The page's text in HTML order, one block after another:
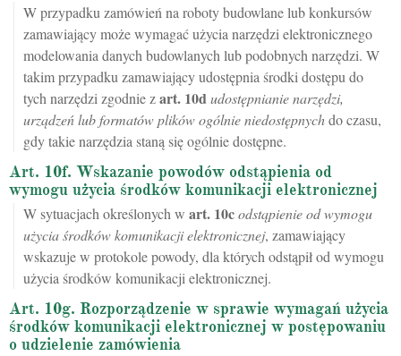
W przypadku zamówień na roboty budowlane lub konkursów
zamawiający może wymagać użycia narzędzi elektronicznego
modelowania danych budowlanych lub podobnych narzędzi. W
takim przypadku zamawiający udostępnia środki dostępu do
tych narzędzi zgodnie zart. 10dudostępnianie narzędzi,
urządzeń lub formatów plików ogólnie niedostępnychdo czasu,
gdy takie narzędzia staną się ogólnie dostępne.
Art. 10f. Wskazanie powodów odstąpienia od
wymogu użycia środków komunikacji elektronicznej
W sytuacjach określonych w art. 10codstąpienie od wymogu
użycia środków komunikacji elektronicznej, zamawiający
wskazuje w protokole powody, dla których odstąpił od wymogu
użycia środków komunikacji elektronicznej.
Art. 10g. Rozporządzenie w sprawie wymagań użycia
środków komunikacji elektronicznej w postępowaniu
o udzielenie zamówienia